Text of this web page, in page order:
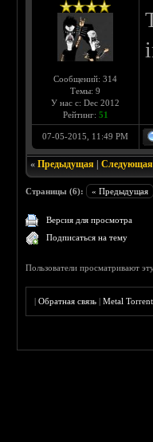
Сообщений: 314
Темы: 9
У нас с: Dec 2012
Рейтинг: 51
07-05-2015, 11:49 PM
«Предыдущая |Следующая
Страницы (6): « Предыдущая
Версия для просмотра
Подписаться на тему
Пользователи просматривают
|Обратная связь |Metal